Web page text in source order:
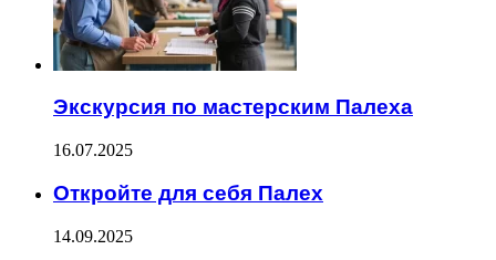
Экскурсия по мастерским Палеха
16.07.2025
Откройте для себя Палех
14.09.2025